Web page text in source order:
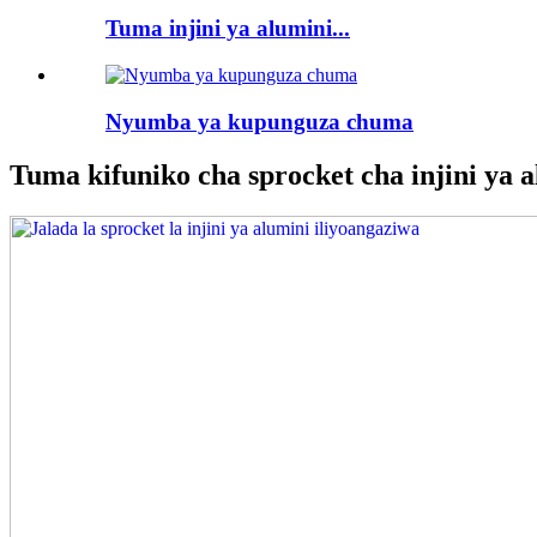
Tuma injini ya alumini...
Nyumba ya kupunguza chuma
Tuma kifuniko cha sprocket cha injini ya